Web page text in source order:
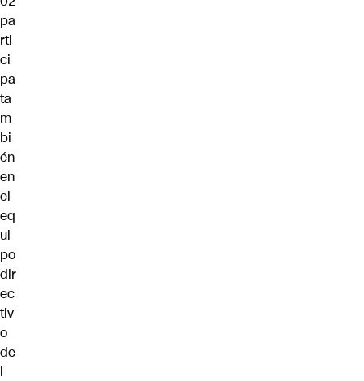
pa
rti
ci
pa
ta
m
bi
én
en
el
eq
ui
po
dir
ec
tiv
o
de
l